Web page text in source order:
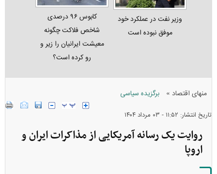
وزیر نفت در عملکرد خود
موفق نبوده است
کابوس ۹۶ درصدی
شاخص فلاکت چگونه
معیشت ایرانیان را زیر و
رو کرده است؟
منهای اقتصاد » برگزیده سیاسی
تاریخ انتشار: ۱۱:۵۲ - ۰۳ مرداد ۱۴۰۴
روایت یک رسانه آمریکایی از مذاکرات ایران و
اروپا